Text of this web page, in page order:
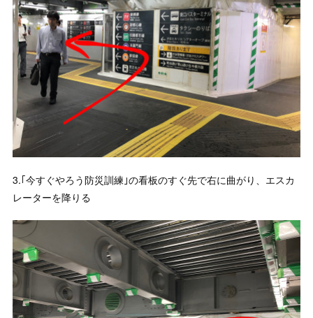
3.｢今すぐやろう防災訓練｣の看板のすぐ先で右に曲がり、エスカ
レーターを降りる